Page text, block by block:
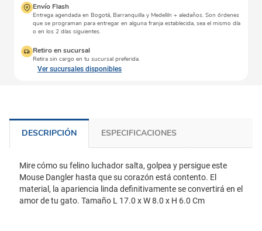
Envío Flash
Entrega agendada en Bogotá, Barranquilla y Medellín + aledaños. Son órdenes
que se programan para entregar en alguna franja establecida, sea el mismo día
o en los 2 días siguientes.
Retiro en sucursal
Retira sin cargo en tu sucursal preferida.
Ver sucursales disponibles
DESCRIPCIÓN ESPECIFICACIONES
Mire cómo su felino luchador salta, golpea y persigue este
Mouse Dangler hasta que su corazón está contento. El
material, la apariencia linda definitivamente se convertirá en el
amor de tu gato. Tamaño L 17.0 x W 8.0 x H 6.0 Cm